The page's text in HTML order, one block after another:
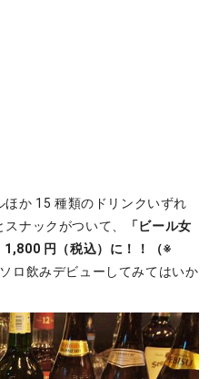
か 15 種類のドリンクいずれ
ナックがついて、
「ビール女
円（税込）に！！（※
ロ飲みデビューしてみてはいか